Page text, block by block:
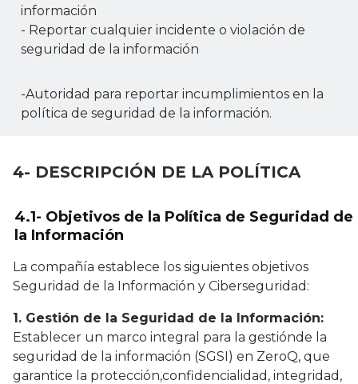
información
- Reportar cualquier incidente o violación de
seguridad de la información
-Autoridad para reportar incumplimientos en la
política de seguridad de la información.
4- DESCRIPCIÓN DE LA POLÍTICA
4.1- Objetivos de la Política de Seguridad de
la Información
La compañía establece los siguientes objetivos
Seguridad de la Información y Ciberseguridad:
1. Gestión de la Seguridad de la Información:
Establecer un marco integral para la gestiónde la
seguridad de la información (SGSI) en ZeroQ, que
garantice la protección,confidencialidad, integridad,